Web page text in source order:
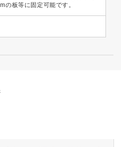
の板等に固定可能です。